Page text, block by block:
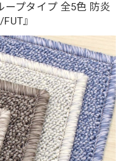
プタイプ 全5色 防炎
』